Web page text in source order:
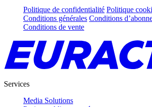
Politique de confidentialité Politique
Conditions générales Conditions
Conditions de vente
Services
Media Solutions